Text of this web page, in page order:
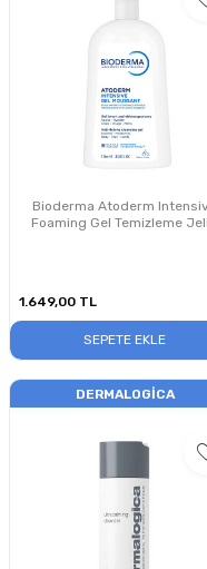
Bioderma Atoderm
Foaming Gel Temizleme
1.649,00 TL
SEPETE EKLE
DERMALOGICA